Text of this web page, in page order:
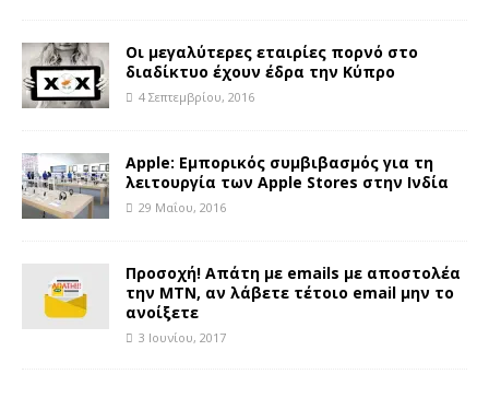
Οι μεγαλύτερες εταιρίες πορνό στο
διαδίκτυο έχουν έδρα την Κύπρο
4 Σεπτεμβρίου, 2016
Apple: Εμπορικός συμβιβασμός για τη
λειτουργία των Apple Stores στην Ινδία
29 Μαΐου, 2016
Προσοχή! Απάτη με emails με αποστολέα
την MTN, αν λάβετε τέτοιο email μην το
ανοίξετε
3 Ιουνίου, 2017